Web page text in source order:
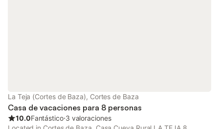
La Teja (Cortes de Baza), Cortes de Baza
Casa de vacaciones para 8 personas
10.0Fantástico⋅3 valoraciones